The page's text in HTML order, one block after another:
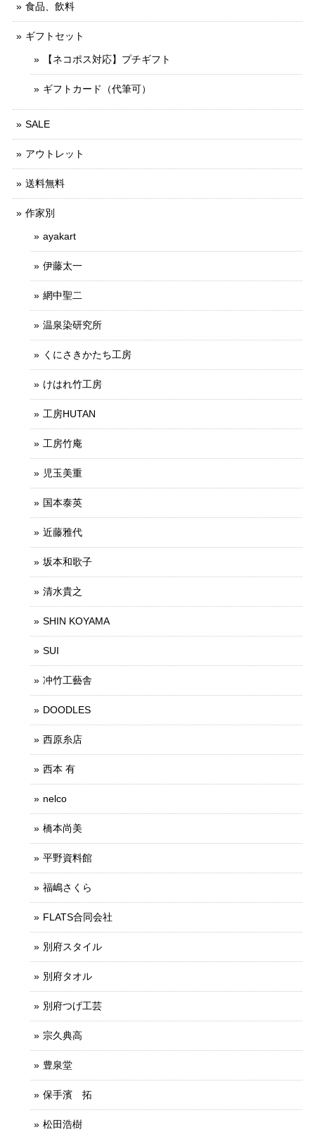
食品、飲料
ギフトセット
【ネコポス対応】プチギフト
ギフトカード（代筆可）
SALE
アウトレット
送料無料
作家別
ayakart
伊藤太一
網中聖二
温泉染研究所
くにさきかたち工房
けはれ竹工房
工房HUTAN
工房竹庵
児玉美重
国本泰英
近藤雅代
坂本和歌子
清水貴之
SHIN KOYAMA
SUI
冲竹工藝舎
DOODLES
西原糸店
西本 有
nelco
橋本尚美
平野資料館
福嶋さくら
FLATS合同会社
別府スタイル
別府タオル
別府つげ工芸
宗久典高
豊泉堂
保手濱 拓
松田浩樹